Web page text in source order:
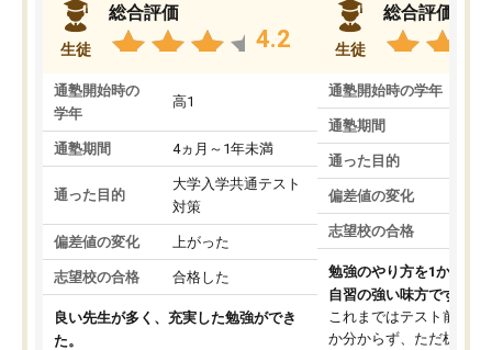
生徒
総合評価
4.2
通塾開始時の
学年
高1
通塾期間 4ヵ月～1年未満
通った目的
大学入学共通テスト
対策
偏差値の変化 上がった
志望校の合格 合格した
良い先生が多く、充実した勉強ができ
た。
生徒
総合評価
通塾開始時の学年
通塾期間
通った目的
偏差値の変化
志望校の合格
勉強のやり方を1から教
自習の強い味方です。
これまではテスト前に何
か分からず、ただ机に座